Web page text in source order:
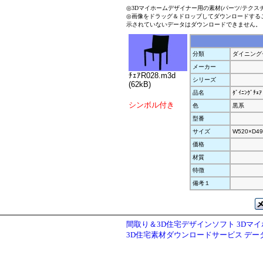
◎3Dマイホームデザイナー用の素材(パーツ/テクス
◎画像をドラッグ＆ドロップしてダウンロードす
示されていないデータはダウンロードできません。
ﾁｪｱR028.m3d
(62kB)
シンボル付き
分類
ダイニン
メーカー
シリーズ
品名
ﾀﾞｲﾆﾝｸﾞﾁｪｱ
色
黒系
型番
サイズ
価格
材質
特徴
備考１
間取り＆3D住宅デザインソフト 3Dマ
3D住宅素材ダウンロードサービス デー